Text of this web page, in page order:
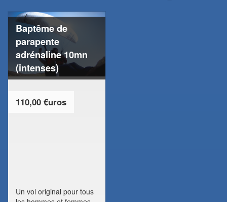
Baptême de
parapente
adrénaline 10mn
(intenses)
110,00 €uros
Un vol original pour tous